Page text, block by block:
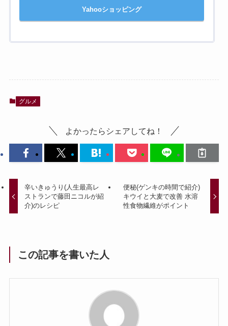
Yahooショッピング
グルメ
よかったらシェアしてね！
辛いきゅうり(人生最高レ
ストランで藤田ニコルが紹
介)のレシピ
便秘(ゲンキの時間で紹介)
キウイと大麦で改善 水溶
性食物繊維がポイント
この記事を書いた人